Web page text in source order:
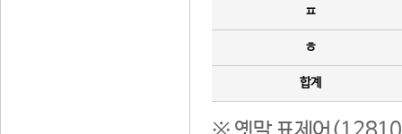
ㅍ
ㅎ
합계